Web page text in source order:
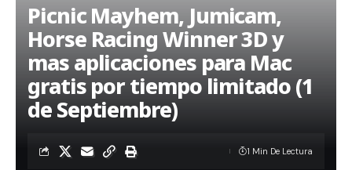
Picnic Mayhem, Jumicam,
Horse Racing Winner 3D y
mas aplicaciones para Mac
gratis por tiempo limitado (1
de Septiembre)
1 Min De Lectura